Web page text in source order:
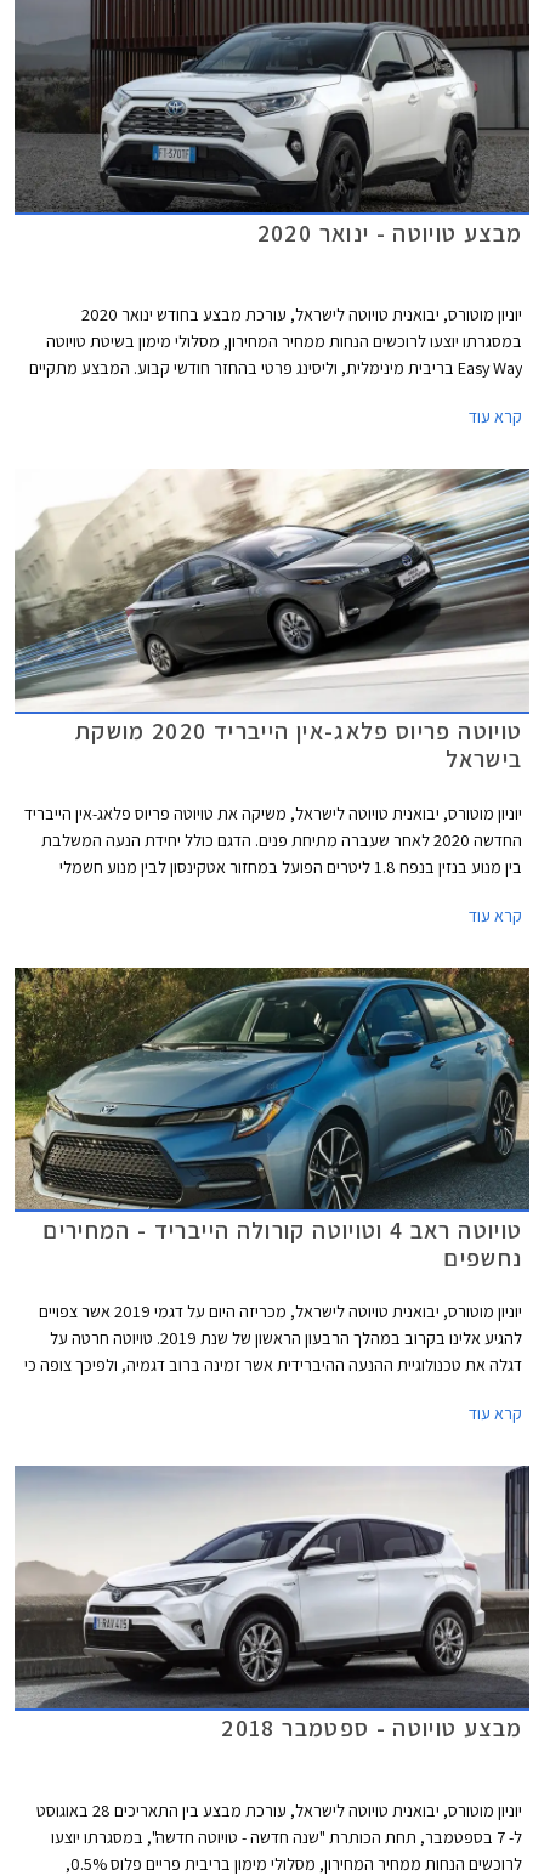
מבצע טויוטה - ינואר 2020
יוניון מוטורס, יבואנית טויוטה לישראל, עורכת מבצע בחודש ינואר 2020
במסגרתו יוצעו לרוכשים הנחות ממחיר המחירון, מסלולי מימון בשיטת טויוטה
Easy Way בריבית מינימלית, וליסינג פרטי בהחזר חודשי קבוע. המבצע מתקיים
בין השעות 8:00-15:00.
קרא עוד
טויוטה פריוס פלאג-אין הייבריד 2020 מושקת
בישראל
יוניון מוטורס, יבואנית טויוטה לישראל, משיקה את טויוטה פריוס פלאג-אין הייבריד
החדשה 2020 לאחר שעברה מתיחת פנים. הדגם כולל יחידת הנעה המשלבת
בין מנוע בנזין בנפח 1.8 ליטרים הפועל במחזור אטקינסון לבין מנוע חשמלי
קרא עוד
טויוטה ראב 4 וטויוטה קורולה הייבריד - המחירים
נחשפים
יוניון מוטורס, יבואנית טויוטה לישראל, מכריזה היום על דגמי 2019 אשר צפויים
להגיע אלינו בקרוב במהלך הרבעון הראשון של שנת 2019. טויוטה חרטה על
דגלה את טכנולוגיית ההנעה ההיברידית אשר זמינה ברוב דגמיה, ולפיכך צופה כי
קרא עוד
מבצע טויוטה - ספטמבר 2018
יוניון מוטורס, יבואנית טויוטה לישראל, עורכת מבצע בין התאריכים 28 באוגוסט
ל- 7 בספטמבר, תחת הכותרת "שנה חדשה - טויוטה חדשה", במסגרתו יוצעו
לרוכשים הנחות ממחיר המחירון, מסלולי מימון בריבית פריים פלוס 0.5%,